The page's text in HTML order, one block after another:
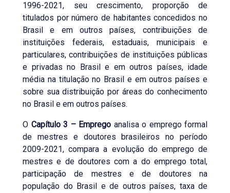
1996-2021, seu crescimento, proporção de
titulados por número de habitantes concedidos no
Brasil e em outros países, contribuições de
instituições federais, estaduais, municipais e
particulares, contribuições de instituições públicas
e privadas no Brasil e em outros países, idade
média na titulação no Brasil e em outros países e
sobre sua distribuição por áreas do conhecimento
no Brasil e em outros países.
O Capítulo 3 – Emprego analisa o emprego formal
de mestres e doutores brasileiros no período
2009-2021, compara a evolução do emprego de
mestres e de doutores com a do emprego total,
participação de mestres e de doutores na
população do Brasil e de outros países, taxa de